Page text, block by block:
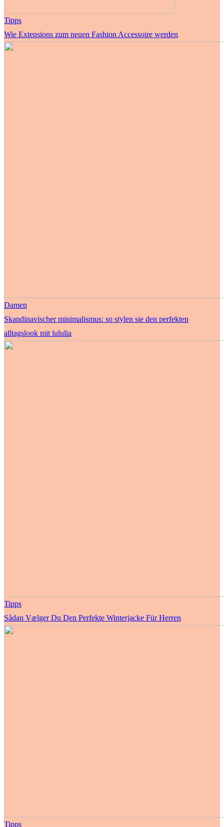
Tipps
Wie Extensions zum neuen Fashion Accessoire werden
Damen
Skandinavischer minimalismus: so stylen sie den perfekten
alltagslook mit lululia
Tipps
Sådan Vælger Du Den Perfekte Winterjacke Für Herren
Tipps